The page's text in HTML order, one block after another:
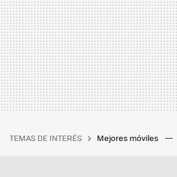
TEMAS DE INTERÉS Mejores móviles